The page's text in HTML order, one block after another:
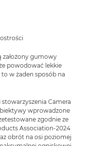
założony gumowy
powodować lekkie
w żaden sposób na
Camera
wprowadzone
zgodnie ze
Association-2024
obrót na osi poziomej